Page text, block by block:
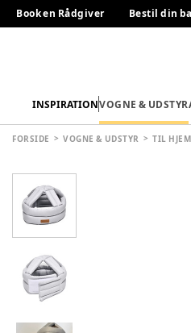
Book en Rådgiver Bestil din
INSPIRATIONVOGNE & UDSTYR
FORSIDE VOGNE & UDSTYR TIL